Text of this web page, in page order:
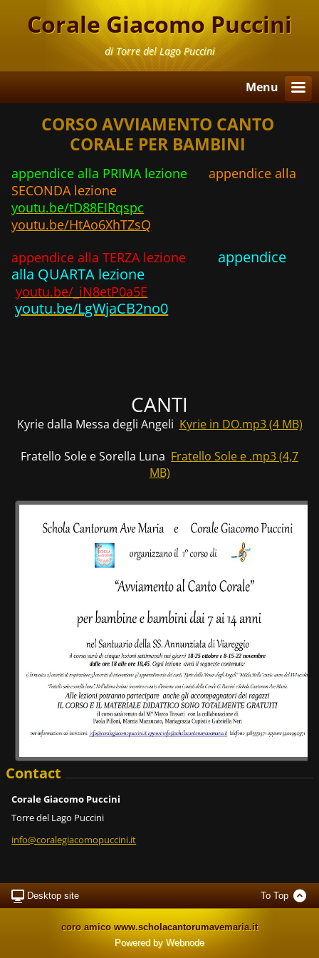
Corale Giacomo Puccini
di Torre del Lago Puccini
Menu
CORSO AVVIAMENTO CANTO
CORALE PER BAMBINI
appendice alla PRIMA lezione
appendice alla
SECONDA lezione
youtu.be/tD88EIRqspc
youtu.be/HtAo6XhTZsQ
appendice alla TERZA lezione
appendice
alla QUARTA lezione
youtu.be/_iN8etP0a5E
youtu.be/LgWjaCB2no0
CANTI
Kyrie dalla Messa degli Angeli Kyrie in DO.mp3 (4 MB)
Fratello Sole e Sorella Luna Fratello Sole e .mp3 (4,7
MB)
Contact
Corale Giacomo Puccini
Torre del Lago Puccini
info@coralegiacomopuccini.it
Desktop site To Top
coro amico www.scholacantorumavemaria.it
Powered by Webnode